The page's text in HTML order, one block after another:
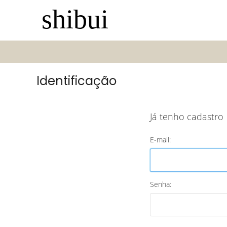
Identificação
Já tenho cadastro
E-mail:
Senha: